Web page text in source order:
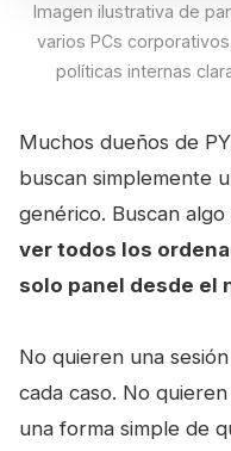
Imagen ilustrativa de
varios PCs
políticas internas
Muchos dueños de
buscan simplemente
genérico. Buscan
ver todos los
solo panel desde el
No quieren una
cada caso. No
una forma simple de